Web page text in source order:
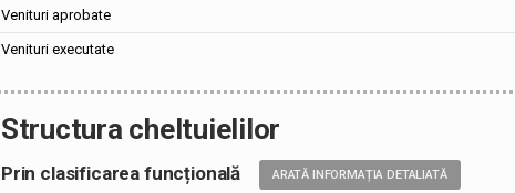
Venituri aprobate
Venituri executate
Structura cheltuielilor
Prin clasificarea funcțională ARATĂ INFORMAȚIA DETALIATĂ